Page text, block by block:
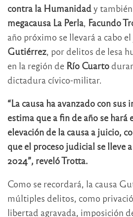
contra la Humanidady
megacausa La Perla, Facundo
año próximo se llevará a cabo
Gutiérrez, por delitos de lesa
en la región de Río Cuarto
dictadura cívico-militar.
“La causa ha avanzado con sus
estima que a fin de año se
elevación de la causa a juicio,
que el proceso judicial se lleve
2024”, reveló Trotta.
Como se recordará, la causa
múltiples delitos, como
libertad agravada, imposición